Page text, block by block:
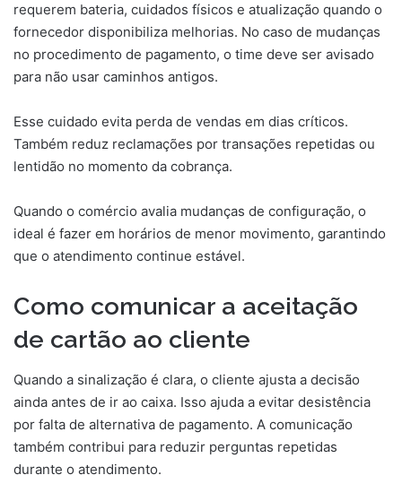
requerem bateria, cuidados físicos e atualização quando o
fornecedor disponibiliza melhorias. No caso de mudanças
no procedimento de pagamento, o time deve ser avisado
para não usar caminhos antigos.
Esse cuidado evita perda de vendas em dias críticos.
Também reduz reclamações por transações repetidas ou
lentidão no momento da cobrança.
Quando o comércio avalia mudanças de configuração, o
ideal é fazer em horários de menor movimento, garantindo
que o atendimento continue estável.
Como comunicar a aceitação
de cartão ao cliente
Quando a sinalização é clara, o cliente ajusta a decisão
ainda antes de ir ao caixa. Isso ajuda a evitar desistência
por falta de alternativa de pagamento. A comunicação
também contribui para reduzir perguntas repetidas
durante o atendimento.